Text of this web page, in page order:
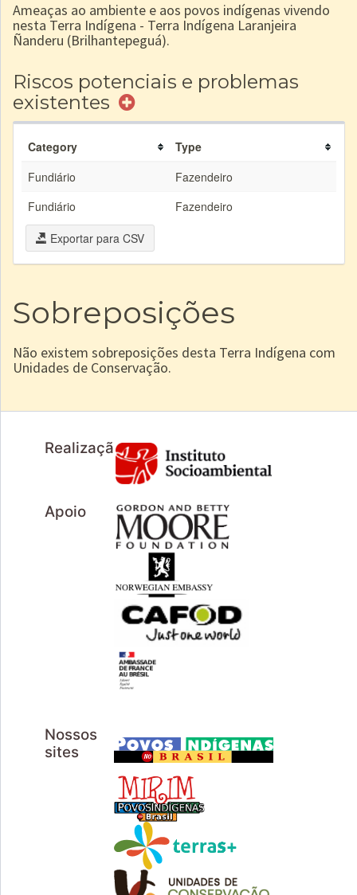
Ameaças ao ambiente e aos povos indígenas vivendo
nesta Terra Indígena - Terra Indígena Laranjeira
Ñanderu (Brilhantepeguá).
Riscos potenciais e problemas
existentes
Category
Type
Fundiário
Fazendeiro
Fundiário
Fazendeiro
Exportar para CSV
Sobreposições
Não existem sobreposições desta Terra Indígena com
Unidades de Conservação.